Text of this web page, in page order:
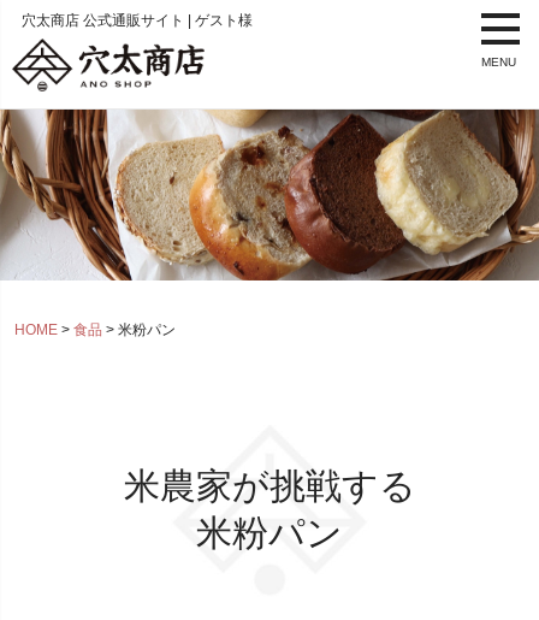
穴太商店 公式通販サイト | ゲスト様
MENU
HOME 食品 米粉パン
米農家が挑戦する
米粉パン